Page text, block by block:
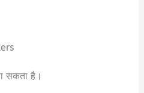
सकता है।